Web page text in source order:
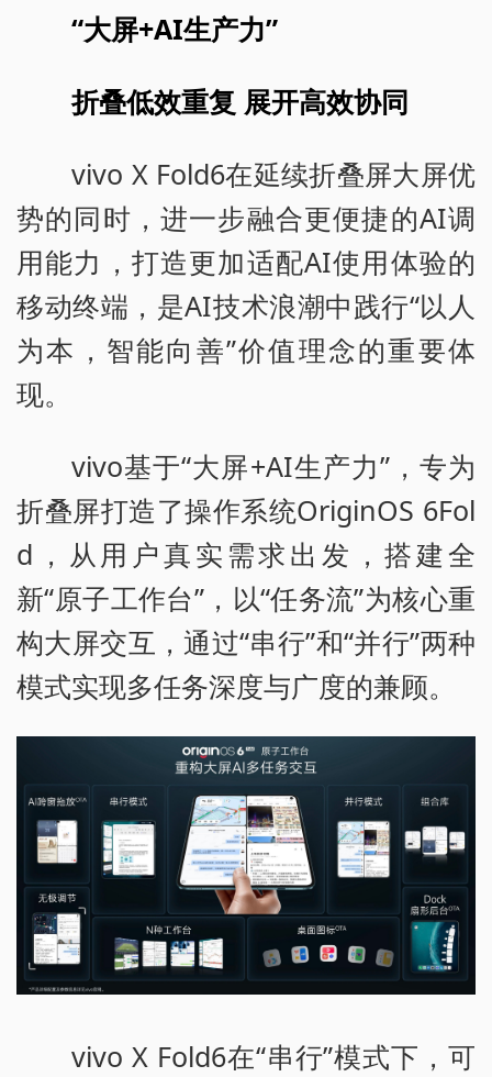
“大屏+AI生产力”
折叠低效重复 展开高效协同
vivo X Fold6在延续折叠屏大屏优
势的同时，进一步融合更便捷的AI调
用能力，打造更加适配AI使用体验的
移动终端，是AI技术浪潮中践行“以人
为本，智能向善”价值理念的重要体
现。
vivo基于“大屏+AI生产力”，专为
折叠屏打造了操作系统OriginOS 6Fol
d，从用户真实需求出发，搭建全
新“原子工作台”，以“任务流”为核心重
构大屏交互，通过“串行”和“并行”两种
模式实现多任务深度与广度的兼顾。
vivo X Fold6在“串行”模式下，可